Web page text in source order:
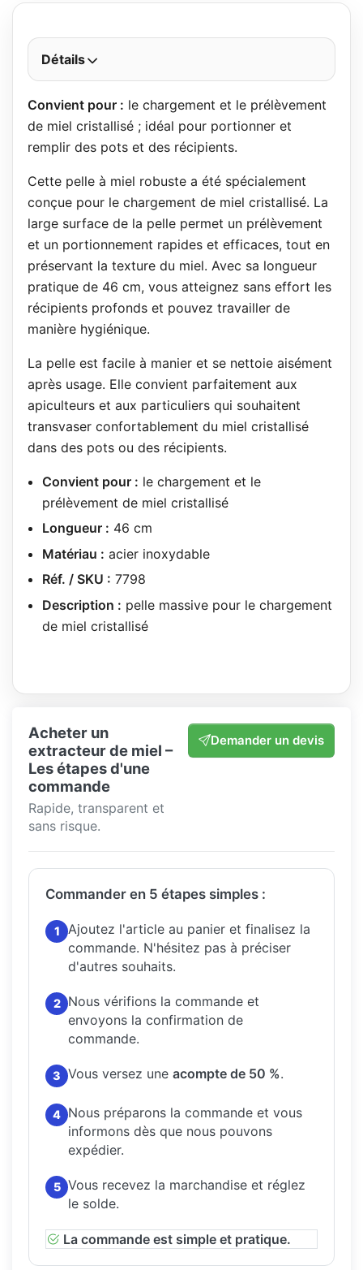
Détails
Convient pour : le chargement et le prélèvement
de miel cristallisé ; idéal pour portionner et
remplir des pots et des récipients.
Cette pelle à miel robuste a été spécialement
conçue pour le chargement de miel cristallisé. La
large surface de la pelle permet un prélèvement
et un portionnement rapides et efficaces, tout en
préservant la texture du miel. Avec sa longueur
pratique de 46 cm, vous atteignez sans effort les
récipients profonds et pouvez travailler de
manière hygiénique.
La pelle est facile à manier et se nettoie aisément
après usage. Elle convient parfaitement aux
apiculteurs et aux particuliers qui souhaitent
transvaser confortablement du miel cristallisé
dans des pots ou des récipients.
Convient pour : le chargement et le
prélèvement de miel cristallisé
Longueur : 46 cm
Matériau : acier inoxydable
Réf. / SKU : 7798
Description : pelle massive pour le chargement
de miel cristallisé
Acheter un
extracteur de miel –
Les étapes d'une
commande
Rapide, transparent et
sans risque.
Demander un devis
Commander en 5 étapes simples :
1
Ajoutez l'article au panier et finalisez la
commande. N'hésitez pas à préciser
d'autres souhaits.
2
Nous vérifions la commande et
envoyons la confirmation de
commande.
3 Vous versez une acompte de 50 %.
4 Nous préparons la commande et vous
informons dès que nous pouvons
expédier.
5 Vous recevez la marchandise et réglez
le solde.
La commande est simple et pratique.